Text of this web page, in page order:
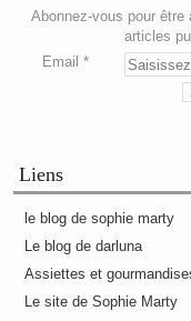
Abonnez-vous pour être
articles
Email
Liens
le blog de sophie marty
Le blog de darluna
Assiettes et
Le site de Sophie Marty